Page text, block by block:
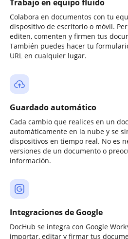
Trabajo en equipo fluido
Colabora en documentos con tu
dispositivo de escritorio o móvil.
editen, comenten y firmen tus
También puedes hacer tu
URL en cualquier lugar.
Guardado automático
Cada cambio que realices en un
automáticamente en la nube y se
dispositivos en tiempo real. No es
versiones de un documento o
información.
Integraciones de Google
DocHub se integra con Google
importar, editar y firmar tus